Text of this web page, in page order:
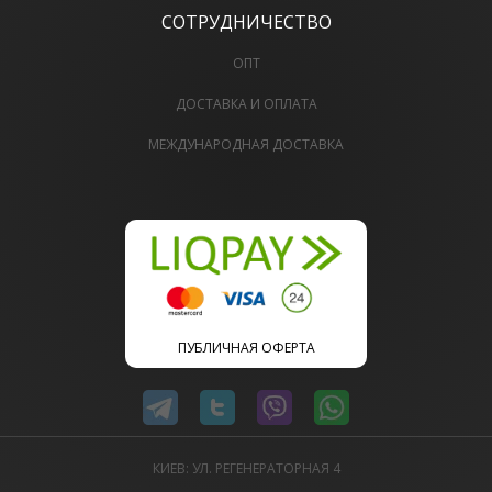
СОТРУДНИЧЕСТВО
ОПТ
ДОСТАВКА И ОПЛАТА
МЕЖДУНАРОДНАЯ ДОСТАВКА
ПУБЛИЧНАЯ ОФЕРТА
КИЕВ: УЛ. РЕГЕНЕРАТОРНАЯ 4